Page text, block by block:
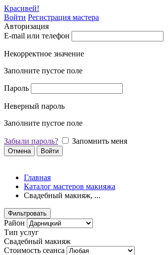
Красивей!
Войти Регистрация мастера
Авторизация
E-mail или телефон
Некорректное значение
Заполните пустое поле
Пароль
Неверный пароль
Заполните пустое поле
Забыли пароль? Запомнить меня
Отмена Войти
Главная
Каталог мастеров макияжа
Свадебный макияж, ...
Фильтровать
Район
Тип услуг
Свадебный макияж
Стоимость сеанса